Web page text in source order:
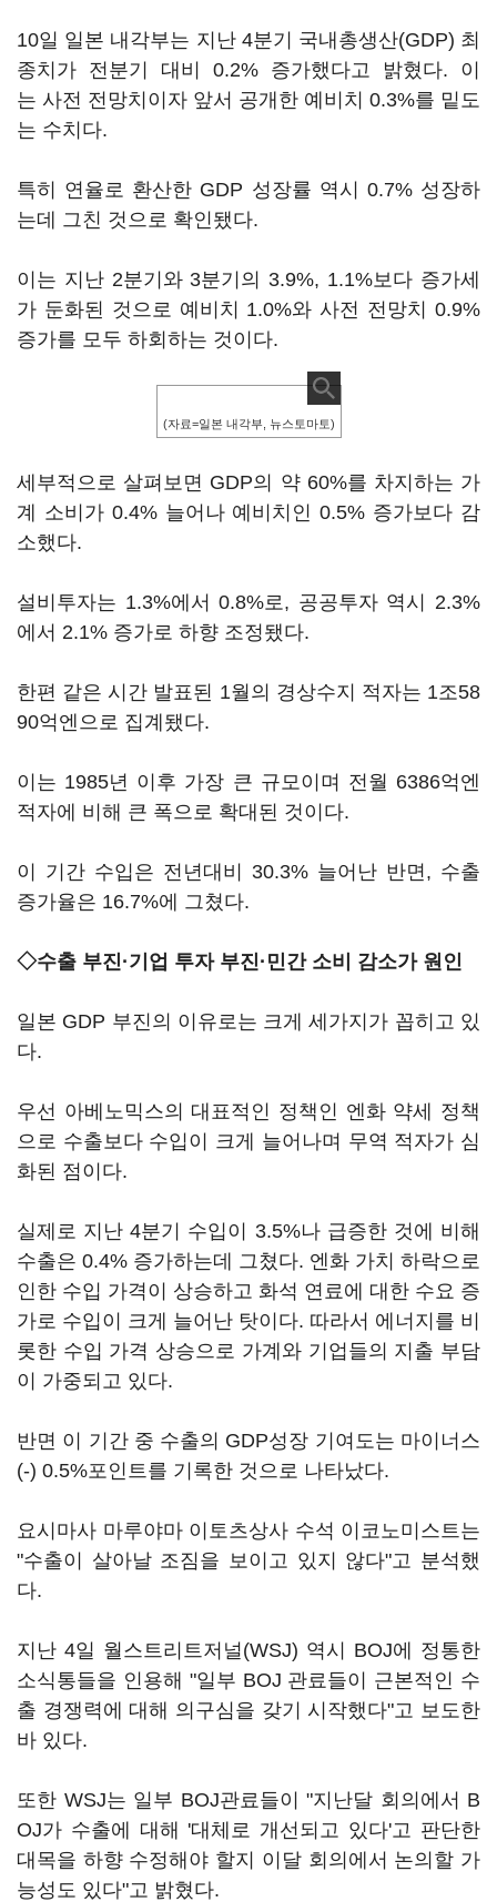
10일 일본 내각부는 지난 4분기 국내총생산(GDP) 최
종치가 전분기 대비 0.2% 증가했다고 밝혔다. 이
는 사전 전망치이자 앞서 공개한 예비치 0.3%를 밑도
는 수치다.
특히 연율로 환산한 GDP 성장률 역시 0.7% 성장하
는데 그친 것으로 확인됐다.
이는 지난 2분기와 3분기의 3.9%, 1.1%보다 증가세
가 둔화된 것으로 예비치 1.0%와 사전 전망치 0.9%
증가를 모두 하회하는 것이다.
(자료=일본 내각부, 뉴스토마토)
세부적으로 살펴보면 GDP의 약 60%를 차지하는 가
계 소비가 0.4% 늘어나 예비치인 0.5% 증가보다 감
소했다.
설비투자는 1.3%에서 0.8%로, 공공투자 역시 2.3%
에서 2.1% 증가로 하향 조정됐다.
한편 같은 시간 발표된 1월의 경상수지 적자는 1조58
90억엔으로 집계됐다.
이는 1985년 이후 가장 큰 규모이며 전월 6386억엔
적자에 비해 큰 폭으로 확대된 것이다.
이 기간 수입은 전년대비 30.3% 늘어난 반면, 수출
증가율은 16.7%에 그쳤다.
◇수출 부진·기업 투자 부진·민간 소비 감소가 원인
일본 GDP 부진의 이유로는 크게 세가지가 꼽히고 있
다.
우선 아베노믹스의 대표적인 정책인 엔화 약세 정책
으로 수출보다 수입이 크게 늘어나며 무역 적자가 심
화된 점이다.
실제로 지난 4분기 수입이 3.5%나 급증한 것에 비해
수출은 0.4% 증가하는데 그쳤다. 엔화 가치 하락으로
인한 수입 가격이 상승하고 화석 연료에 대한 수요 증
가로 수입이 크게 늘어난 탓이다. 따라서 에너지를 비
롯한 수입 가격 상승으로 가계와 기업들의 지출 부담
이 가중되고 있다.
반면 이 기간 중 수출의 GDP성장 기여도는 마이너스
(-) 0.5%포인트를 기록한 것으로 나타났다.
요시마사 마루야마 이토츠상사 수석 이코노미스트는
"수출이 살아날 조짐을 보이고 있지 않다"고 분석했
다.
지난 4일 월스트리트저널(WSJ) 역시 BOJ에 정통한
소식통들을 인용해 "일부 BOJ 관료들이 근본적인 수
출 경쟁력에 대해 의구심을 갖기 시작했다"고 보도한
바 있다.
또한 WSJ는 일부 BOJ관료들이 "지난달 회의에서 B
OJ가 수출에 대해 '대체로 개선되고 있다'고 판단한
대목을 하향 수정해야 할지 이달 회의에서 논의할 가
능성도 있다"고 밝혔다.